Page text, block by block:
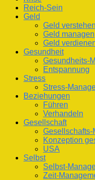
Reich-Sein
Geld
Geld verstehen
Geld managen
Geld
Gesundheit
Gesundheits-
Entspannung
Stress
Stress-
Beziehungen
Führen
Verhandeln
Gesellschaft
Gesellschafts-
Konzeption
USA
Selbst
Selbst-
Zeit-